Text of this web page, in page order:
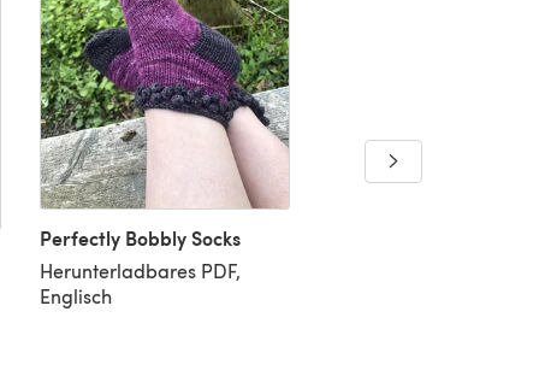
Perfectly Bobbly Socks
Herunterladbares PDF,
Englisch